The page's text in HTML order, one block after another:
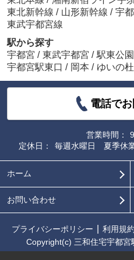
東北新幹線 / 山形新幹線 / 宇
東武宇都宮線
駅から探す
宇都宮 / 東武宇都宮 / 駅東公
宇都宮駅東口 / 岡本 / ゆいの
電話で
営業時間：
定休日：
毎週水曜日 夏季休
ホーム
お問い合わせ
プライバシーポリシー 利用規約
Copyright(c) 三和住宅宇都宮